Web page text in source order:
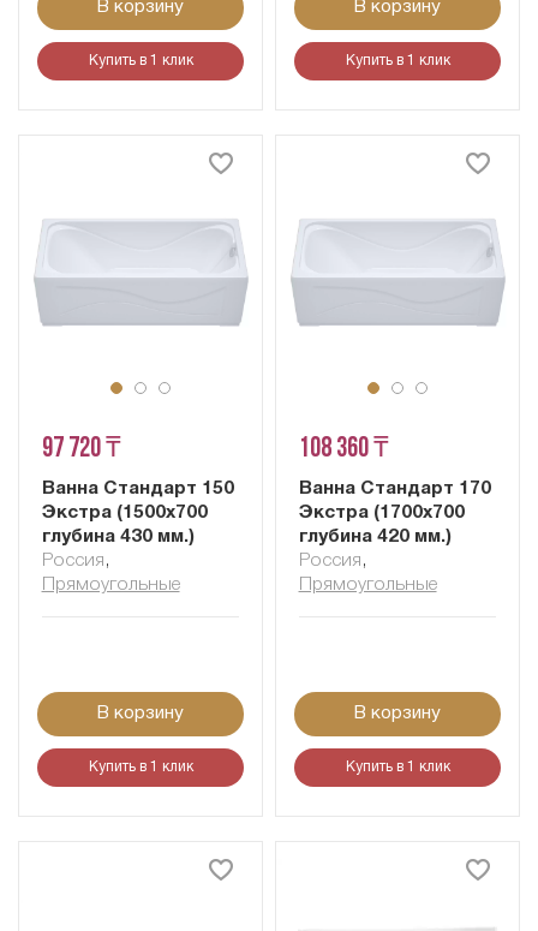
В корзину
Купить в 1 клик
В корзину
Купить в 1 клик
97 720 ₸
Ванна Стандарт 150
Экстра (1500х700
глубина 430 мм.)
Россия ,
Прямоугольные
В корзину
Купить в 1 клик
108 360 ₸
Ванна Стандарт 170
Экстра (1700х700
глубина 420 мм.)
Россия ,
Прямоугольные
В корзину
Купить в 1 клик